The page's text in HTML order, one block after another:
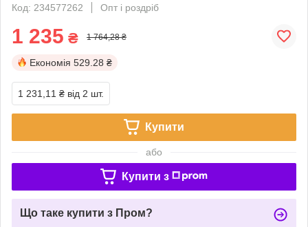
Код: 234577262
Опт і роздріб
1 235 ₴ 1 764,28 ₴
Економія 529.28 ₴
1 231,11 ₴ від 2 шт.
Купити
або
Купити з
Що таке купити з Пром?